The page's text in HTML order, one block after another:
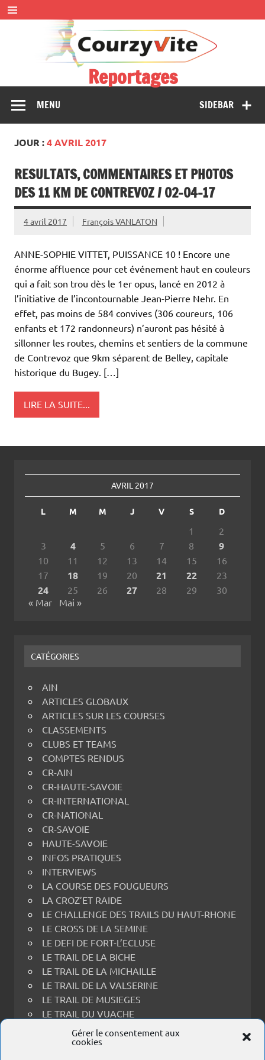
Gérer le consentement aux
cookies
Skip
to
content
Reportages
SIDEBAR
MENU
JOUR :4 AVRIL 2017
RESULTATS, COMMENTAIRES ET PHOTOS
DES 11 KM DE CONTREVOZ / 02-04-17
4 avril 2017 François VANLATON
ANNE-SOPHIE VITTET, PUISSANCE 10 ! Encore une
énorme affluence pour cet événement haut en couleurs
qui a fait son trou dès le 1er opus, lancé en 2012 à
l’initiative de l’incontournable Jean-Pierre Nehr. En
effet, pas moins de 584 convives (306 coureurs, 106
enfants et 172 randonneurs) n’auront pas hésité à
sillonner les routes, chemins et sentiers de la commune
de Contrevoz que 9km séparent de Belley, capitale
historique du Bugey. […]
LIRE LA SUITE...
AVRIL 2017
L M M J V S D
1
2
3
4 5 6 7 8 9
10 11 12 13 14 15
16
17
18 19 20 21 22 23
24 25 26 27 28 29
30
« Mar
Mai »
CATÉGORIES
AIN
ARTICLES GLOBAUX
ARTICLES SUR LES COURSES
CLASSEMENTS
CLUBS ET TEAMS
COMPTES RENDUS
CR-AIN
CR-HAUTE-SAVOIE
CR-INTERNATIONAL
CR-NATIONAL
CR-SAVOIE
HAUTE-SAVOIE
INFOS PRATIQUES
INTERVIEWS
LA COURSE DES FOUGUEURS
LA CROZ’ET RAIDE
LE CHALLENGE DES TRAILS DU HAUT-RHONE
LE CROSS DE LA SEMINE
LE DEFI DE FORT-L’ECLUSE
LE TRAIL DE LA BICHE
LE TRAIL DE LA MICHAILLE
LE TRAIL DE LA VALSERINE
LE TRAIL DE MUSIEGES
LE TRAIL DU VUACHE
LE TRAIL THOIRY-RECULET
LES PRINCES EN FOULEES